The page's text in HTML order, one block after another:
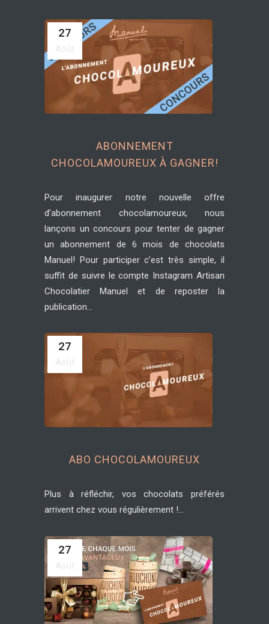
27
Août
ABONNEMENT
CHOCOLAMOUREUX À GAGNER!
Pour inaugurer notre nouvelle offre
d’abonnement chocolamoureux, nous
lançons un concours pour tenter de gagner
un abonnement de 6 mois de chocolats
Manuel! Pour participer c’est très simple, il
suffit de suivre le compte Instagram Artisan
Chocolatier Manuel et de reposter la
publication...
27
Août
ABO CHOCOLAMOUREUX
Plus à réfléchir, vos chocolats préférés
arrivent chez vous régulièrement !...
27
Août